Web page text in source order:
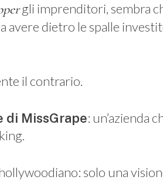
gli imprenditori, sembra
avere dietro le spalle
il contrario.
di MissGrape: un’azienda
solo una